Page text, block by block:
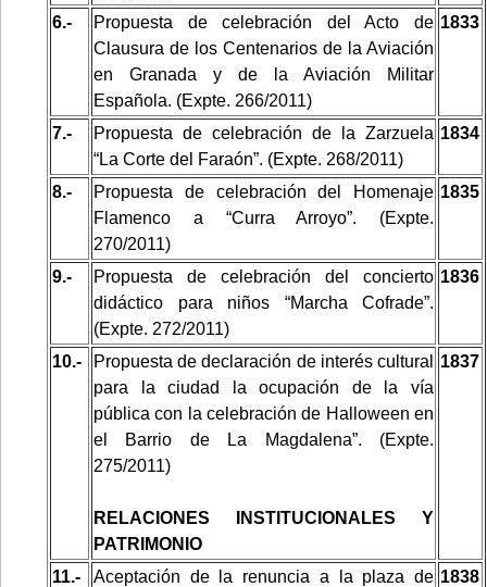
6.-
Propuesta de celebración del Acto de
Clausura de los Centenarios de la Aviación
en Granada y de la Aviación Militar
Española. (Expte. 266/2011)
1833
7.-
Propuesta de celebración de la Zarzuela
“La Corte del Faraón”. (Expte. 268/2011)
1834
8.-
Propuesta de celebración del Homenaje
Flamenco a “Curra Arroyo”. (Expte.
270/2011)
1835
9.-
Propuesta de celebración del concierto
didáctico para niños “Marcha Cofrade”.
(Expte. 272/2011)
1836
10.-
Propuesta de declaración de interés cultural
para la ciudad la ocupación de la vía
pública con la celebración de Halloween en
el Barrio de La Magdalena”. (Expte.
275/2011)
RELACIONES INSTITUCIONALES Y
PATRIMONIO
1837
11.-
Aceptación de la renuncia a la plaza de 1838